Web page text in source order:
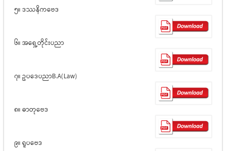
၅။ ဒဿနိကဗေဒ
၆။ အရှေ့တိုင်းပညာ
၇။ ဥပဒေပညာB.A(Law)
၈။ ဓာတုဗေဒ
၉။ ရူပဗေဒ